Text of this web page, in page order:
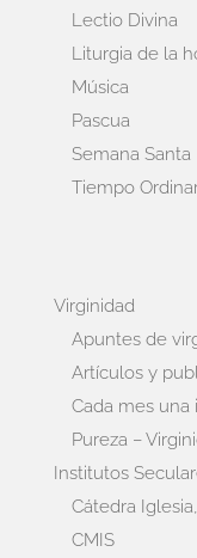
Lectio Divina
Liturgia de la
Música
Pascua
Semana Santa
Tiempo
Virginidad
Apuntes de
Artículos y
Cada mes una
Pureza –
Institutos
Cátedra
CMIS